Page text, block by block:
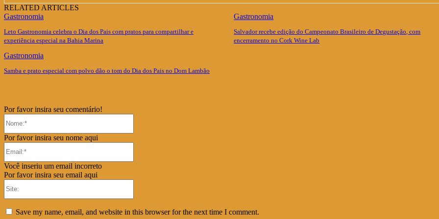
RELATED ARTICLES
Gastronomia
Leto Gastronomia celebra o Dia dos Pais com pratos para compartilhar e
experiência especial na Bahia Marina
Gastronomia
Salvador recebe edição do Campeonato Brasileiro de Degustação, com
encerramento no Cork Wine Lab
Gastronomia
Samba e prato especial com polvo dão o tom do Dia dos Pais no Dom Lambão
Por favor insira seu comentário!
Por favor insira seu nome aqui
Você inseriu um email incorreto
Por favor insira seu email aqui
Save my name, email, and website in this browser for the next time I comment.